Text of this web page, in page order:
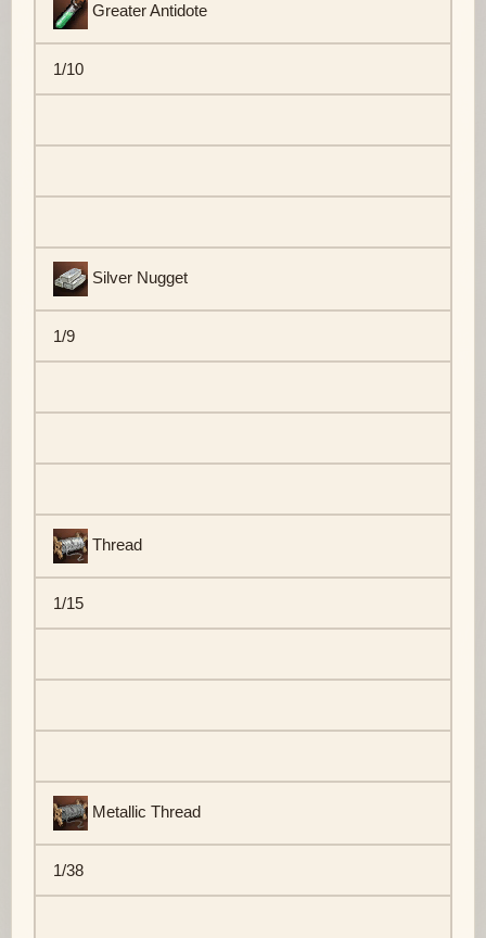
Greater Antidote
1/10
Silver Nugget
1/9
Thread
1/15
Metallic Thread
1/38